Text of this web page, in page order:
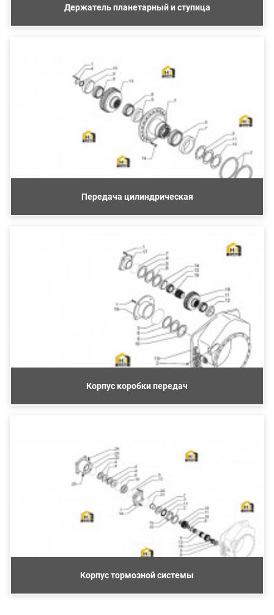
Держатель планетарный и ступица
Передача цилиндрическая
Корпус коробки передач
Корпус тормозной системы